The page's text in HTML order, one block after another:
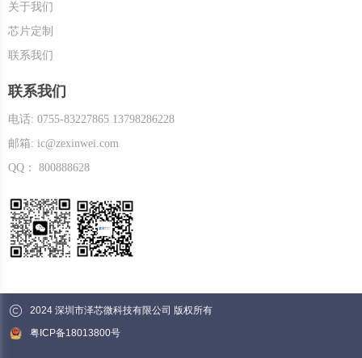
关于我们
芯片定制
联系我们
联系我们
电话: 0755-83227865 13798286228
邮箱: ic@zexinwei.com
QQ： 800888628
2024 深圳市泽芯微科技有限公司 版权所有
粤ICP备18013800号